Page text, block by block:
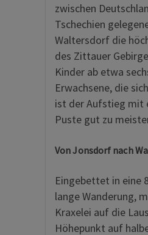
zwischen
Tschechien
Waltersdorf die
des Zittauer
Kinder ab etwa
Erwachsene, die
ist der Aufstieg mit
Puste gut zu
Von Jonsdorf nach
Eingebettet in eine
lange Wanderung,
Kraxelei auf die
Höhepunkt auf